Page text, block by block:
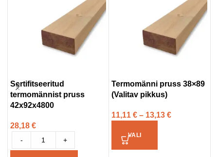
Sertifitseeritud
termomännist pruss
42x92x4800
28,18 €
- +
Termomänni pruss 38×89
(Valitav pikkus)
11,11 € – 13,13 €
VALI